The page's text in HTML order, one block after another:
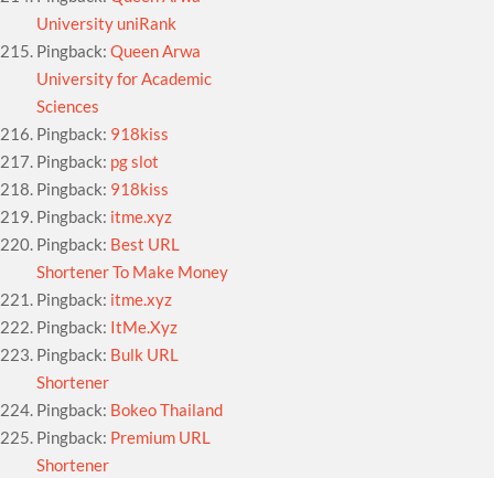
University uniRank
Pingback:Queen Arwa
University for Academic
Sciences
Pingback: 918kiss
Pingback: pg slot
Pingback: 918kiss
Pingback: itme.xyz
Pingback: Best URL
Shortener To Make Money
Pingback: itme.xyz
Pingback: ItMe.Xyz
Pingback: Bulk URL
Shortener
Pingback: Bokeo Thailand
Pingback: Premium URL
Shortener